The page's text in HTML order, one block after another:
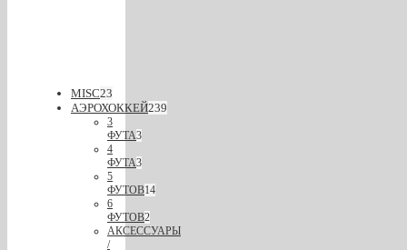
MISC23
АЭРОХОККЕЙ239
3
ФУТА3
4
ФУТА3
5
ФУТОВ14
6
ФУТОВ2
АКСЕССУАРЫ
/